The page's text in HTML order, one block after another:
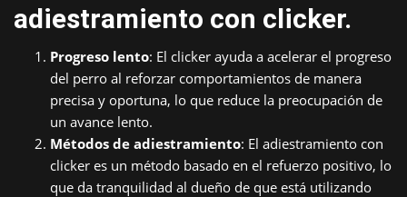
adiestramiento con clicker.
Progreso lento: El clicker ayuda a acelerar el progreso
del perro al reforzar comportamientos de manera
precisa y oportuna, lo que reduce la preocupación de
un avance lento.
Métodos de adiestramiento: El adiestramiento con
clicker es un método basado en el refuerzo positivo, lo
que da tranquilidad al dueño de que está utilizando